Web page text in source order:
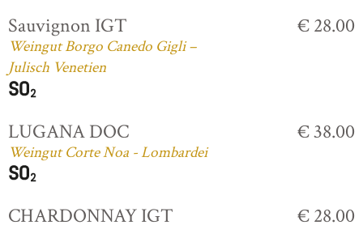
Sauvignon IGT
Weingut Borgo Canedo Gigli –
Julisch Venetien
€ 28.00
LUGANA DOC
Weingut Corte Noa - Lombardei
€ 38.00
CHARDONNAY IGT € 28.00